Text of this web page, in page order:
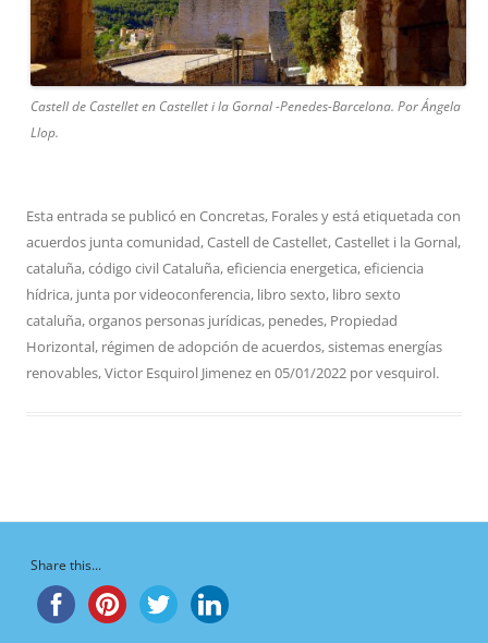
Castell de Castellet en Castellet i la Gornal -Penedes-Barcelona. Por Ángela
Llop.
Esta entrada se publicó en Concretas, Foralesy está etiquetada con
acuerdos junta comunidad,Castell de Castellet,Castellet i la Gornal,
cataluña,código civil Cataluña,eficiencia energetica,eficiencia
hídrica, junta por videoconferencia, libro sexto, libro sexto
cataluña,organos personas jurídicas, penedes, Propiedad
Horizontal, régimen de adopción de acuerdos,sistemas energías
renovables,Victor Esquirol Jimenezen 05/01/2022 porvesquirol.
Share this...